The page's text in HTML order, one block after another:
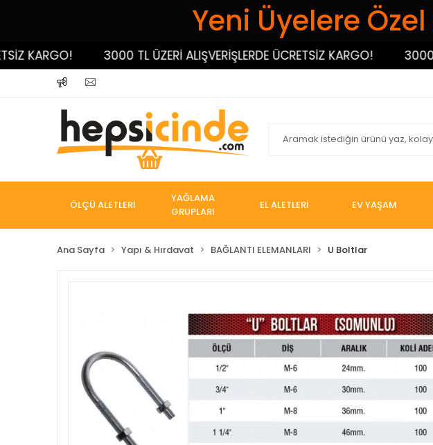
Yeni Üyelere
3000 TL ÜZERİ ALIŞVERİŞLERDE ÜCRETSİZ KARGO! 3000 TL
ÖLÇÜ ALETLERİ
YAĞLAMA
GRUPLARI
EL ALETLERİ EV YAŞAM
Ana Sayfa Yapı & Hırdavat BAĞLANTI ELEMANLARI U Boltlar